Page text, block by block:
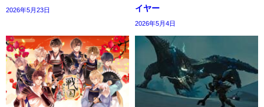
2026年5月23日
イヤー
2026年5月4日